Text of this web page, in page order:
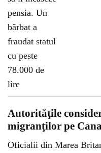
Autorităţile
migranţilor pe
Oficialii din Marea